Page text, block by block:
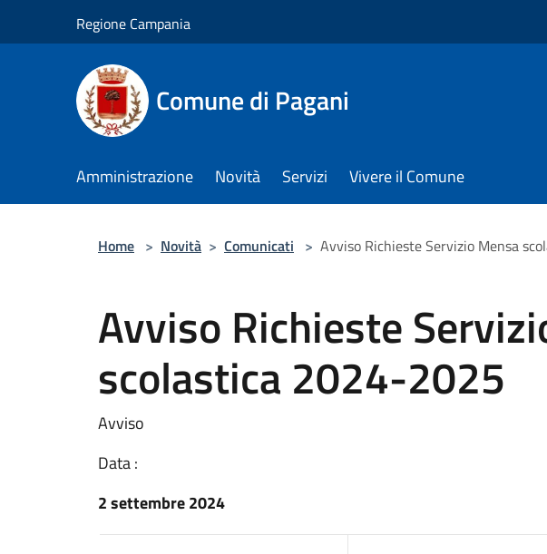
Regione Campania
Comune di Pagani
Amministrazione Novità Servizi Vivere il Comune
Home > Novità > Comunicati > Avviso Richieste Servizio Mensa
Avviso Richieste
scolastica 2024-2025
Avviso
Data :
2 settembre 2024